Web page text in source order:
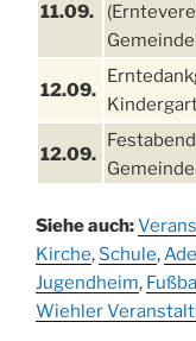
11.09.
12.09.
12.09.
13.09.
19.09.
Siehe auch:
Kirche, Schule,
Jugendheim,
Wiehler